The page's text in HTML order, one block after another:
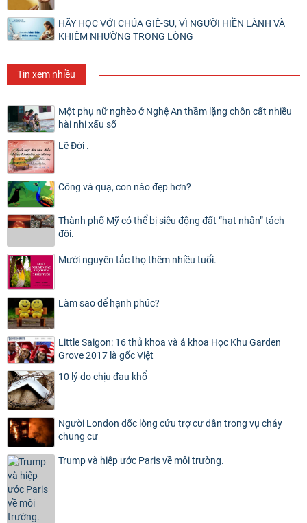
HÃY HỌC VỚI CHÚA GIÊ-SU, VÌ NGƯỜI HIỀN LÀNH VÀ
KHIÊM NHƯỜNG TRONG LÒNG
Tin xem nhiều
Một phụ nữ nghèo ở Nghệ An thầm lặng chôn cất nhiều
hài nhi xấu số
Lẽ Đời .
Công và quạ, con nào đẹp hơn?
Thành phố Mỹ có thể bị siêu động đất “hạt nhân” tách
đôi.
Mười nguyên tắc thọ thêm nhiều tuổi.
Làm sao để hạnh phúc?
Little Saigon: 16 thủ khoa và á khoa Học Khu Garden
Grove 2017 là gốc Việt
10 lý do chịu đau khổ
Người London dốc lòng cứu trợ cư dân trong vụ cháy
chung cư
Trump và hiệp ước Paris về môi trường.